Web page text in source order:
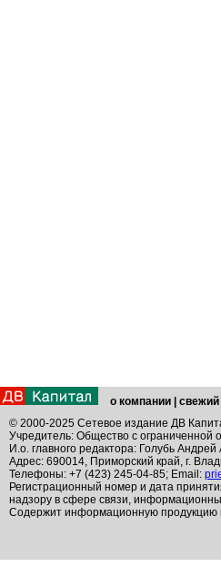
о компании
© 2000-2025 Сетевое издание ДВ
Учредитель: Общество с ограниченной
И.о. главного редактора: Голубь
Адрес: 690014, Приморский край, г.
Телефоны: +7 (423) 245-04-85; Email:
Регистрационный номер и дата
надзору в сфере связи,
Содержит информационную продукцию